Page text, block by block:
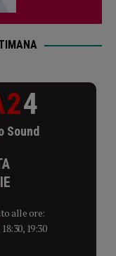
4
Sound
alle ore:
19:30